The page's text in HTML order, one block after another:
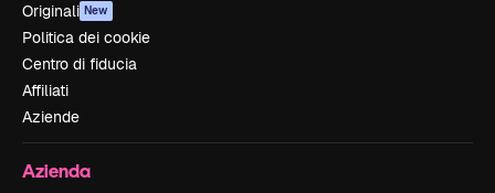
Originali New
Politica dei cookie
Centro di fiducia
Affiliati
Aziende
Azienda